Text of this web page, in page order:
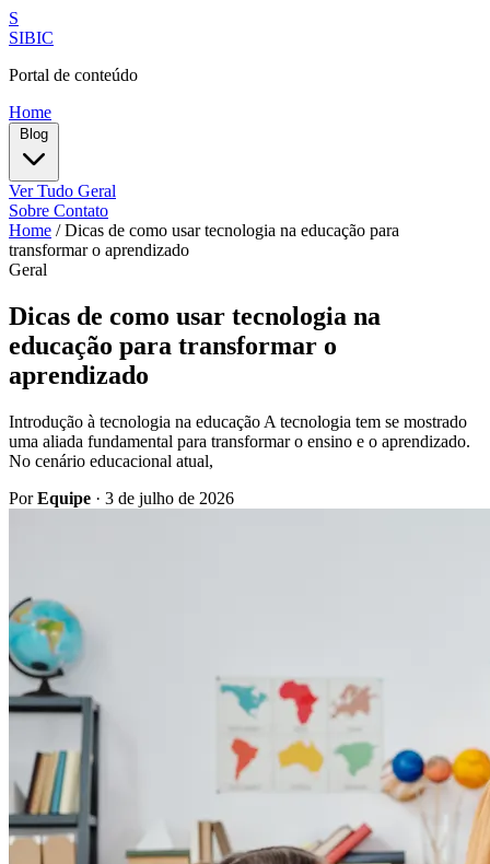
S
SIBIC
Portal de conteúdo
Home
Ver Tudo Geral
Sobre Contato
Home / Dicas de como usar tecnologia na educação para
transformar o aprendizado
Geral
Dicas de como usar tecnologia na
educação para transformar o
aprendizado
Introdução à tecnologia na educação A tecnologia tem se mostrado
uma aliada fundamental para transformar o ensino e o aprendizado.
No cenário educacional atual,
PorEquipe · 3 de julho de 2026